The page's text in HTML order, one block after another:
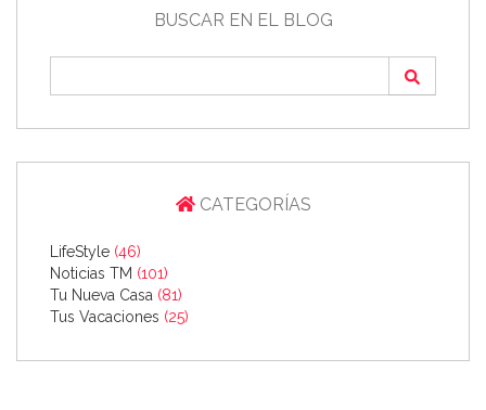
BUSCAR EN EL BLOG
CATEGORÍAS
LifeStyle (46)
Noticias TM (101)
Tu Nueva Casa (81)
Tus Vacaciones (25)